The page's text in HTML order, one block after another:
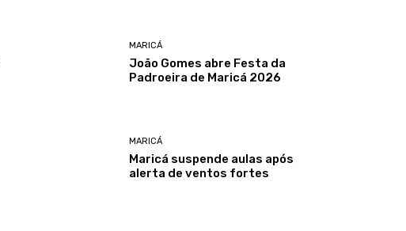
MARICÁ
João Gomes abre Festa da
Padroeira de Maricá 2026
MARICÁ
Maricá suspende aulas após
alerta de ventos fortes